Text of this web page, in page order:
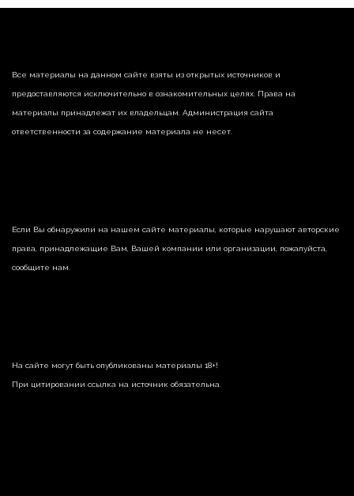
Все материалы на данном сайте взяты из открытых источников и
предоставляются исключительно в ознакомительных целях. Права на
материалы принадлежат их владельцам. Администрация сайта
ответственности за содержание материала не несет.
Если Вы обнаружили на нашем сайте материалы, которые нарушают авторские
права, принадлежащие Вам, Вашей компании или организации, пожалуйста,
сообщите нам.
На сайте могут быть опубликованы материалы 18+!
При цитировании ссылка на источник обязательна.